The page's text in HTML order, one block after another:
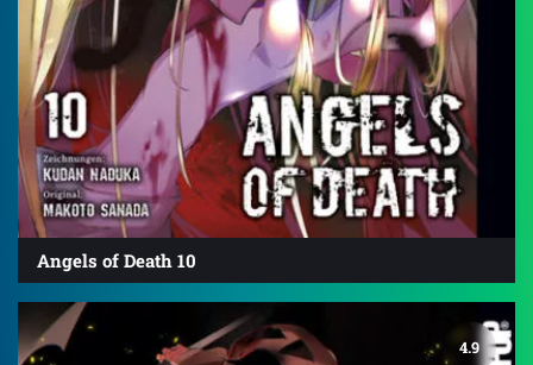
Angels of Death 10
4.9